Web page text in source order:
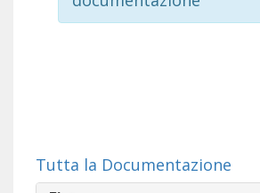
Tutta la Documentazione